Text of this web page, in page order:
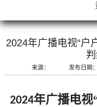
2024年广播电视“户
来源： 发布日期
2024年广播电视